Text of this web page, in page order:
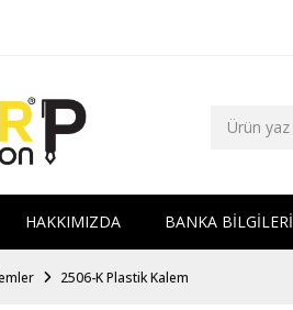
HAKKIMIZDA BANKA BİLGİLERİ
2506-K Plastik Kalem